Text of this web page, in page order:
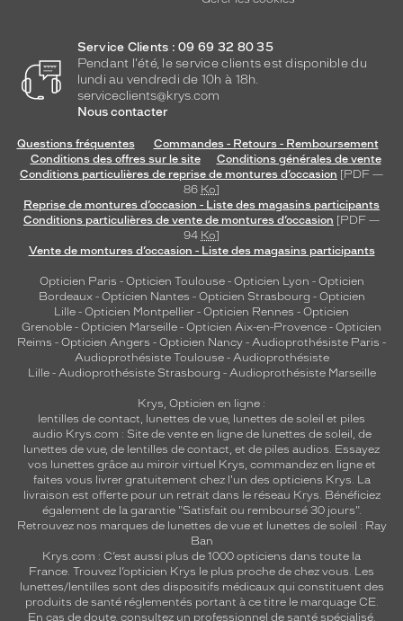
Service Clients : 09 69 32 80 35
Pendant l'été, le service clients est disponible du
lundi au vendredi de 10h à 18h.
serviceclients@krys.com
Nous contacter
Questions fréquentes
Commandes - Retours - Remboursement
Conditions des offres sur le site
Conditions générales de vente
Conditions particulières de reprise de montures d’occasion [PDF —
86 Ko]
Reprise de montures d’occasion - Liste des magasins participants
Conditions particulières de vente de montures d’occasion [PDF —
94 Ko]
Vente de montures d’occasion - Liste des magasins participants
Opticien Paris - Opticien Toulouse- Opticien Lyon - Opticien
Bordeaux- Opticien Nantes - Opticien Strasbourg - Opticien
Lille - Opticien Montpellier - Opticien Rennes - Opticien
Grenoble - Opticien Marseille - Opticien Aix-en-Provence - Opticien
Reims - Opticien Angers - Opticien Nancy - Audioprothésiste Paris -
Audioprothésiste Toulouse- Audioprothésiste
Lille- Audioprothésiste Strasbourg - Audioprothésiste Marseille
Krys, Opticien en ligne :
lentilles de contact lunettes de vue, lunettes de soleil et piles
audio Krys.com : Site de vente en ligne de lunettes de soleil, de
lunettes de vue, de lentilles de contact , et de piles audios. Essayez
vos lunettes grâce au miroir virtuel Krys, commandez en ligne et
faites vous livrer gratuitement chez l'un des opticiens Krys. La
livraison est offerte pour un retrait dans le réseau Krys. Bénéficiez
également de la garantie "Satisfait ou remboursé 30 jours".
Retrouvez nos marques de lunettes de vue et lunettes de soleil : Ray
Ban
Krys.com : C’est aussi plus de 1000 opticiens dans toute la
France. Trouvez l’opticien Krys le plus proche de chez vous . Les
lunettes/lentilles sont des dispositifs médicaux qui constituent des
produits de santé réglementés portant à ce titre le marquage CE.
En cas de doute, consultez un professionnel de santé spécialisé.